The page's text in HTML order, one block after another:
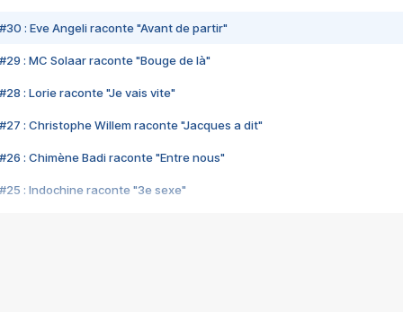
#30 : Eve Angeli raconte "Avant de partir"
#29 : MC Solaar raconte "Bouge de là"
#28 : Lorie raconte "Je vais vite"
#27 : Christophe Willem raconte "Jacques a dit"
#26 : Chimène Badi raconte "Entre nous"
#25 : Indochine raconte "3e sexe"